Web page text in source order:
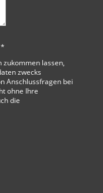
*
lassen,
zwecks
Anschlussfragen bei
ohne Ihre
die